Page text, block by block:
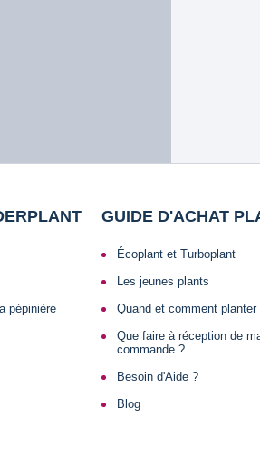
pépinière
GUIDE D'ACHAT
Écoplant et Turboplant
Les jeunes plants
Quand et comment planter
Que faire à réception de
commande ?
Besoin d'Aide ?
Blog